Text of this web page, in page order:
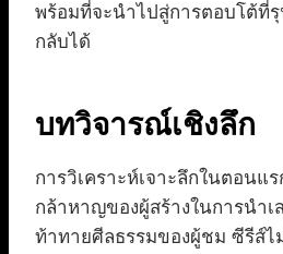
พร้อมที่จะนำไปสู่การตอบโต้ที่
กลับได้
บทวิจารณ์เชิงลึก
การวิเคราะห์เจาะลึกในตอนแ
กล้าหาญของผู้สร้างในการนำ
ท้าทายศีลธรรมของผู้ชม ซีรีส์